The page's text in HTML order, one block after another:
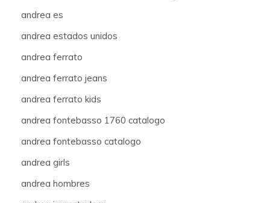
andrea es
andrea estados unidos
andrea ferrato
andrea ferrato jeans
andrea ferrato kids
andrea fontebasso 1760 catalogo
andrea fontebasso catalogo
andrea girls
andrea hombres